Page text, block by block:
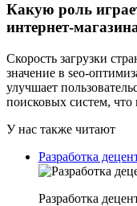
Какую роль
интернет-
Скорость загрузки
значение в seo-
улучшает
поисковых систем, что
У нас также читают
Разработка
Разработка